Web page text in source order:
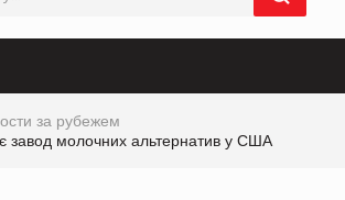
за рубежем
завод молочних альтернатив у США